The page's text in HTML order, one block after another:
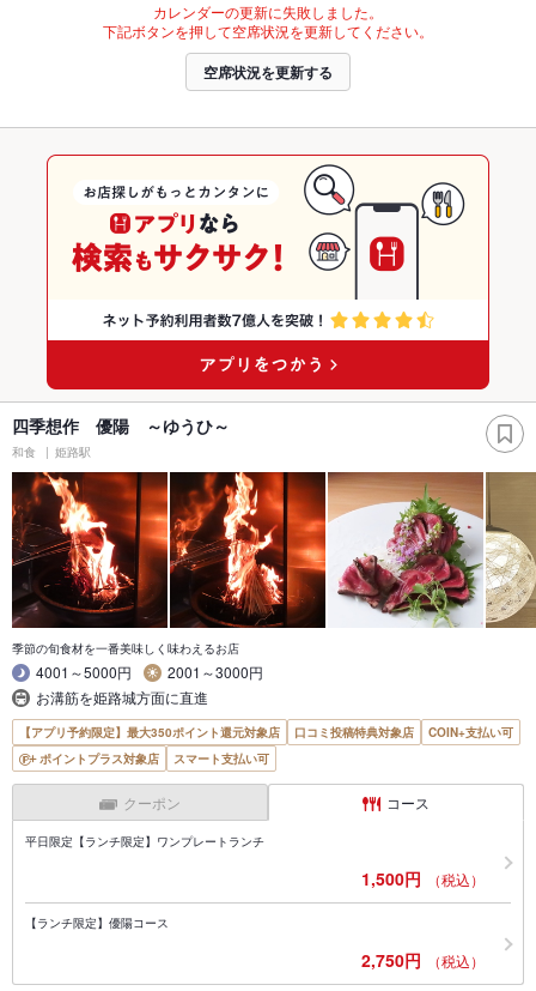
カレンダーの更新に失敗しました。
下記ボタンを押して空席状況を更新してください。
空席状況を更新する
四季想作 優陽 ～ゆうひ～
和食 姫路駅
季節の旬食材を一番美味しく味わえるお店
4001～5000円
2001～3000円
お溝筋を姫路城方面に直進
【アプリ予約限定】最大350ポイント還元対象店 口コミ投稿特典対象店
COIN+支払い可
ポイントプラス対象店
スマート支払い可
クーポン コース
平日限定【ランチ限定】ワンプレートランチ
1,500円 （税込）
【ランチ限定】優陽コース
2,750円 （税込）